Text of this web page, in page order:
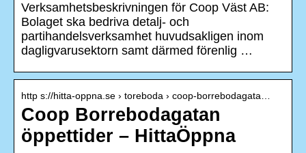
Verksamhetsbeskrivningen för Coop Väst AB:
Bolaget ska bedriva detalj- och
partihandelsverksamhet huvudsakligen inom
dagligvarusektorn samt därmed förenlig …
http s://hitta-oppna.se › toreboda › coop-borrebodagata…
Coop Borrebodagatan
öppettider – HittaÖppna